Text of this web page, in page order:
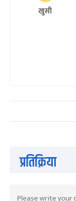
खुसी
प्रतिक्रिया